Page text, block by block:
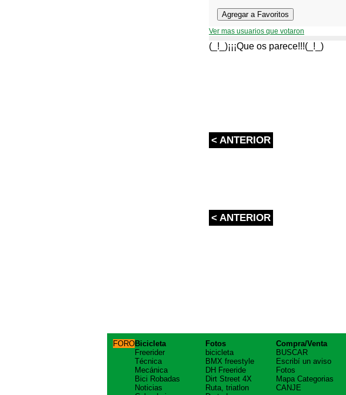
Ver mas usuarios que votaron
(_!_)¡¡¡Que os parece!!!(_!_)
< ANTERIOR
< ANTERIOR
FOROBicicleta
Freerider
Técnica
Mecánica
Bici Robadas
Noticias
Fotos
bicicleta
BMX freestyle
DH Freeride
Dirt Street 4X
Ruta, triatlon
Compra/Venta
BUSCAR
Escribí un aviso
Fotos
Mapa Categorias
CANJE